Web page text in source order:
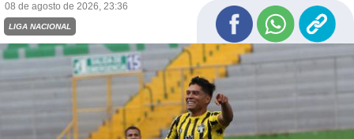
08 de agosto de 2026, 23:36
LIGA NACIONAL